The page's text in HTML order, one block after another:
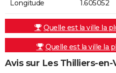
Longitude 1.605052
Quelle est la ville la
Quelle est la ville la
Avis sur Les Thilliers-en-